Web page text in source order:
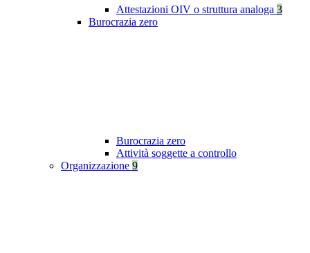
Attestazioni OIV o struttura analoga 3
Burocrazia zero
Burocrazia zero
Attività soggette a controllo
Organizzazione 9